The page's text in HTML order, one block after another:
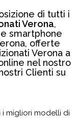
di tutti i
Verona,
smartphone
offerte
Verona a
nel nostro
Clienti su
migliori modelli di